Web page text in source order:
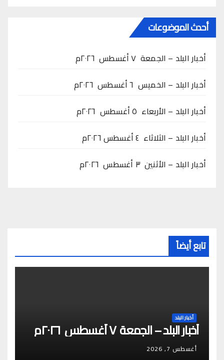
أحدث الموضوعات
أخبار البلد – الجمعة ٧ أغسطس ٢٠٢٦م
أخبار البلد – الخميس ٦ أغسطس ٢٠٢٦م
أخبار البلد – الأربعاء ٥ أغسطس ٢٠٢٦م
أخبار البلد – الثلاثاء ٤ أغسطس ٢٠٢٦م
أخبار البلد – الأثنين ٣ أغسطس ٢٠٢٦م
تابع أيضاً
أخبار البلد
أخبار البلد – الجمعة ٧ أغسطس ٢٠٢٦م
أغسطس 7, 2026